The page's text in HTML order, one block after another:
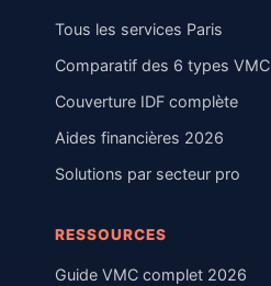
Tous les services Paris
Comparatif des 6 types VMC
Couverture IDF complète
Aides financières 2026
Solutions par secteur pro
RESSOURCES
Guide VMC complet 2026